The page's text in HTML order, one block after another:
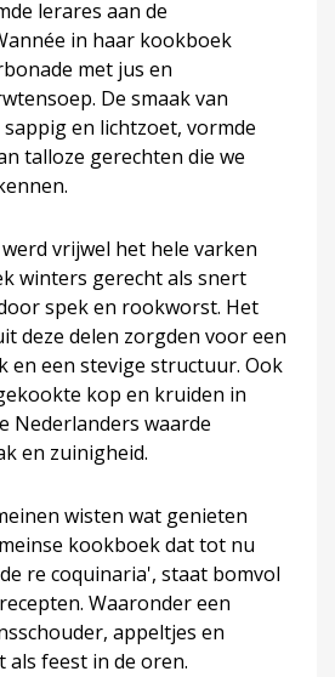
lerares aan de
in haar kookboek
met jus en
De smaak van
en lichtzoet, vormde
talloze gerechten die we
vrijwel het hele varken
winters gerecht als snert
spek en rookworst. Het
deze delen zorgden voor een
en een stevige structuur. Ook
kop en kruiden in
Nederlanders waarde
en zuinigheid.
wisten wat genieten
kookboek dat tot nu
re coquinaria', staat bomvol
Waaronder een
appeltjes en
feest in de oren.